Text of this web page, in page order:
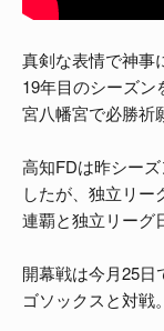
真剣な表情で神事
19年目のシーズ
宮八幡宮で必勝祈
高知FDは昨シー
したが、独立リ
連覇と独立リーグ
開幕戦は今月25日
ゴソックスと対戦